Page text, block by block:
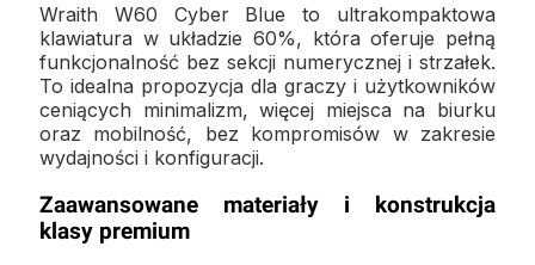
Wraith W60 Cyber Blue to ultrakompaktowa
klawiatura w układzie 60%, która oferuje pełną
funkcjonalność bez sekcji numerycznej i strzałek.
To idealna propozycja dla graczy i użytkowników
ceniących minimalizm, więcej miejsca na biurku
oraz mobilność, bez kompromisów w zakresie
wydajności i konfiguracji.
Zaawansowane materiały i konstrukcja
klasy premium